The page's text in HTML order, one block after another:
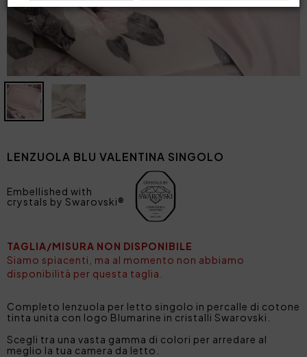
LENZUOLA BLU VALENTINA SINGOLO
Embellished with
crystals by Swarovski®
TAGLIA/MISURA NON DISPONIBILE
Siamo spiacenti, ma al momento non abbiamo
disponibilità per questa taglia.
Completo lenzuola per letto singolo in percalle di cotone
tinta unita con logo Blumarine in cristalli Swarovski.
Scegli tra una vasta gamma di colori per arredare al
meglio la tua camera da letto.